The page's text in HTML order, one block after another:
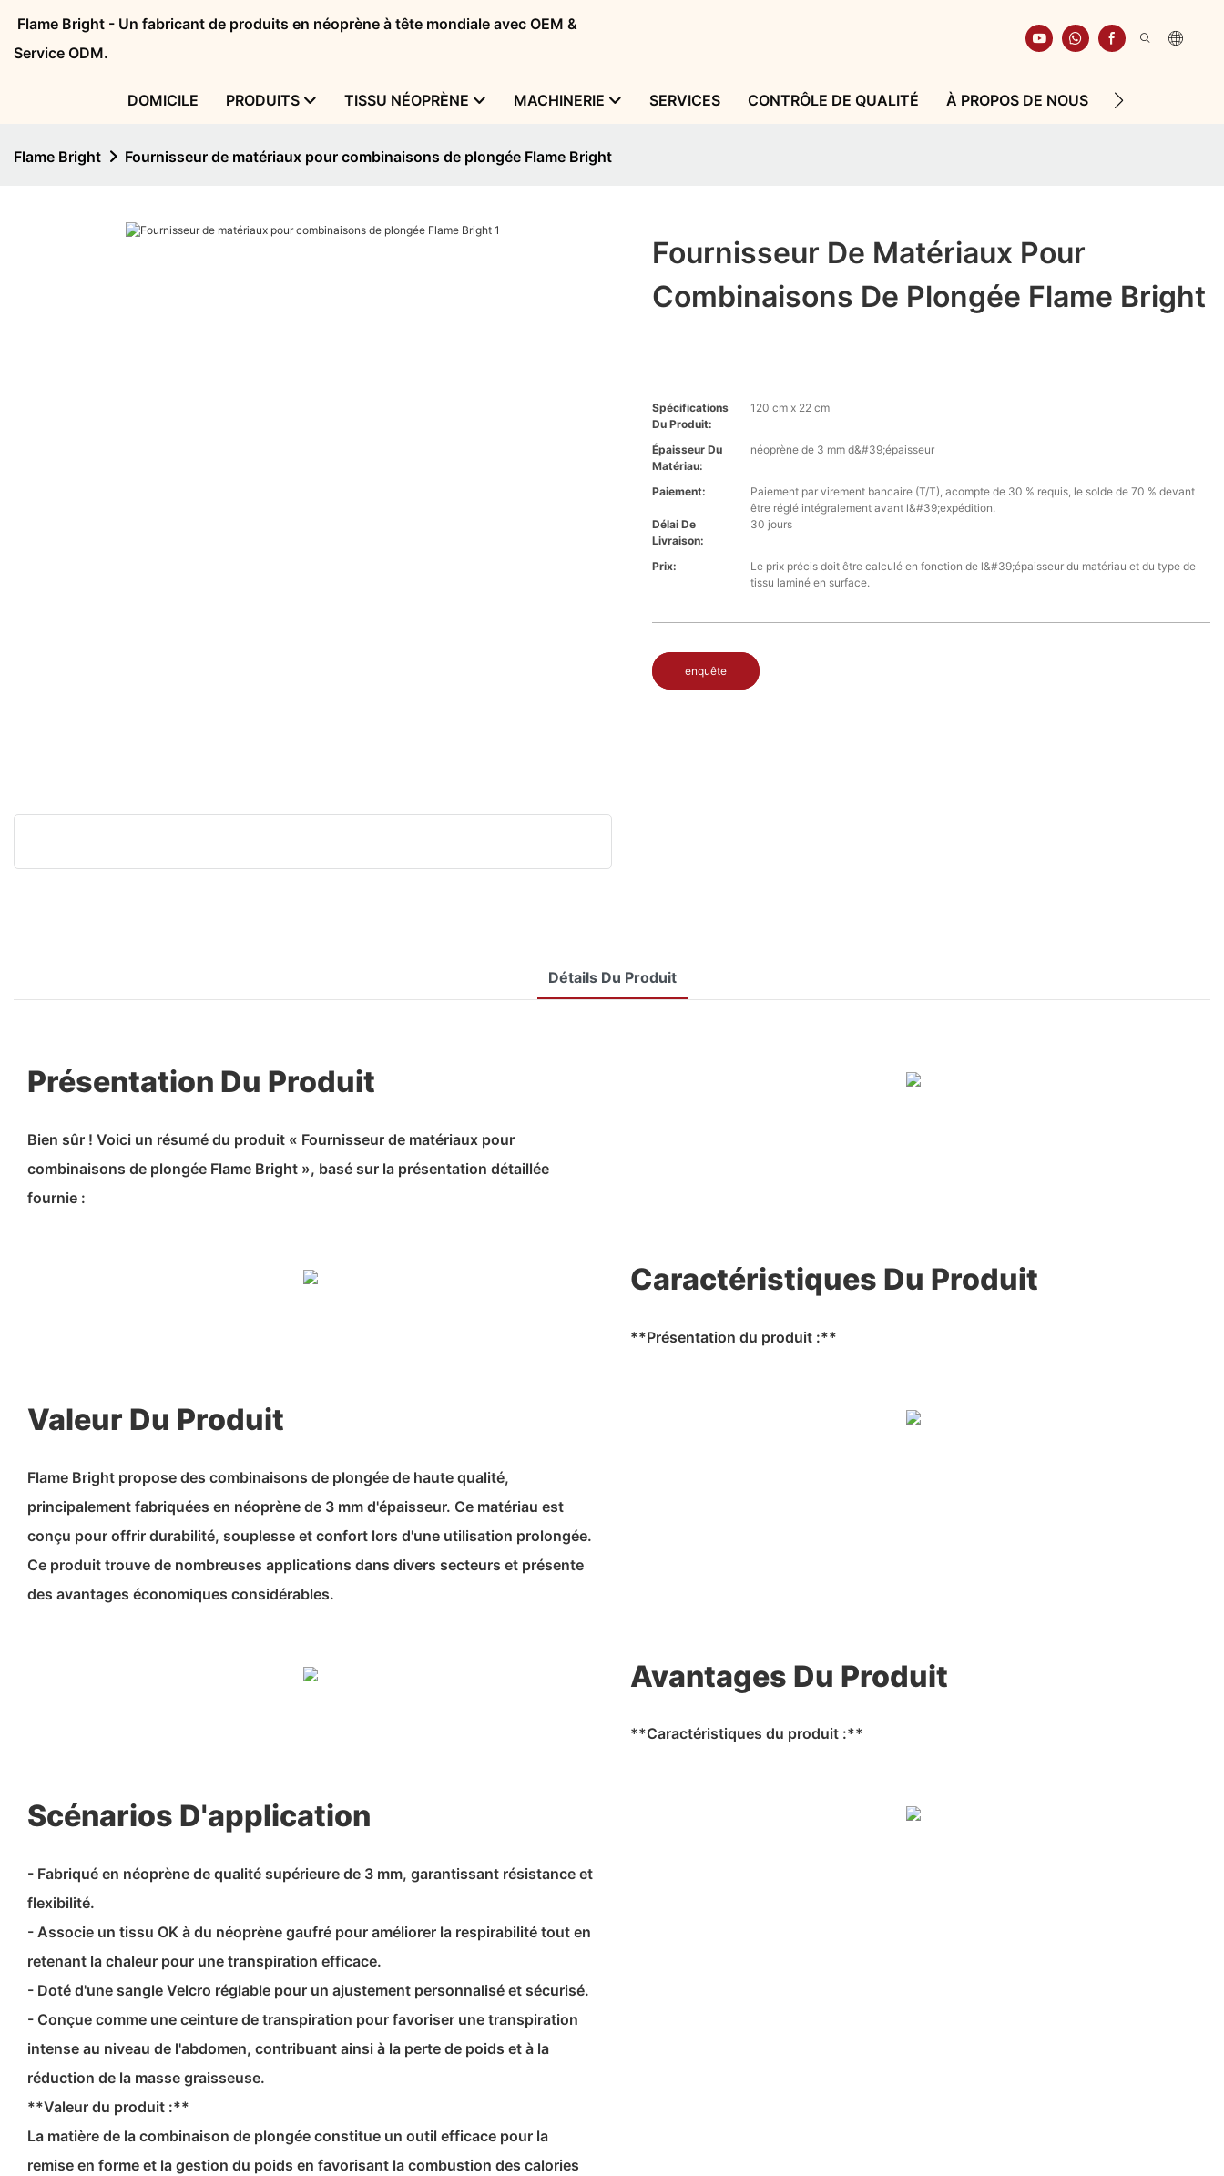
Flame Bright - Un fabricant de produits en néoprène à tête mondiale avec OEM &
Service ODM.
DOMICILE PRODUITS TISSU NÉOPRÈNE MACHINERIE SERVICES CONTRÔLE DE QUALITÉ À PROPOS DE NOUS RESSOURCE
Flame Bright Fournisseur de matériaux pour combinaisons de plongée Flame Bright
Fournisseur De Matériaux Pour
Combinaisons De Plongée Flame Bright
Spécifications
Du Produit:
120 cm x 22 cm
Épaisseur Du
Matériau:
néoprène de 3 mm d&#39;épaisseur
Paiement:
Paiement par virement bancaire (T/T), acompte de 30 % requis, le solde de 70 % devant
être réglé intégralement avant l&#39;expédition.
Délai De
Livraison:
30 jours
Prix:
Le prix précis doit être calculé en fonction de l&#39;épaisseur du matériau et du type de
tissu laminé en surface.
enquête
Détails Du Produit
Présentation Du Produit
Bien sûr ! Voici un résumé du produit « Fournisseur de matériaux pour
combinaisons de plongée Flame Bright », basé sur la présentation détaillée
fournie :
Caractéristiques Du Produit
**Présentation du produit :**
Valeur Du Produit
Flame Bright propose des combinaisons de plongée de haute qualité,
principalement fabriquées en néoprène de 3 mm d'épaisseur. Ce matériau est
conçu pour offrir durabilité, souplesse et confort lors d'une utilisation prolongée.
Ce produit trouve de nombreuses applications dans divers secteurs et présente
des avantages économiques considérables.
Avantages Du Produit
**Caractéristiques du produit :**
Scénarios D'application
- Fabriqué en néoprène de qualité supérieure de 3 mm, garantissant résistance et
flexibilité.
- Associe un tissu OK à du néoprène gaufré pour améliorer la respirabilité tout en
retenant la chaleur pour une transpiration efficace.
- Doté d'une sangle Velcro réglable pour un ajustement personnalisé et sécurisé.
- Conçue comme une ceinture de transpiration pour favoriser une transpiration
intense au niveau de l'abdomen, contribuant ainsi à la perte de poids et à la
réduction de la masse graisseuse.
**Valeur du produit :**
La matière de la combinaison de plongée constitue un outil efficace pour la
remise en forme et la gestion du poids en favorisant la combustion des calories